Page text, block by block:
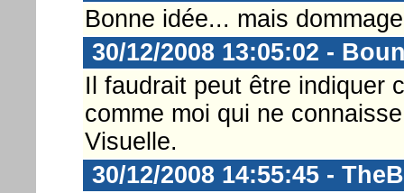
Bonne idée... mais
30/12/2008 13:05:02 -
Il faudrait peut être indiquer
comme moi qui ne
Visuelle.
30/12/2008 14:55:45 -